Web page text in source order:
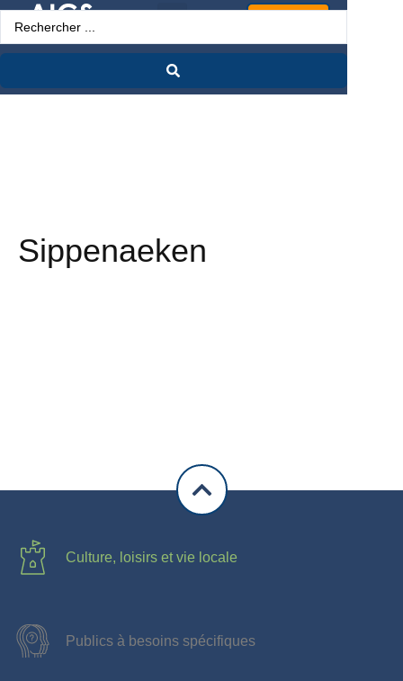
Sippenaeken
Culture, loisirs et vie locale
Publics à besoins spécifiques